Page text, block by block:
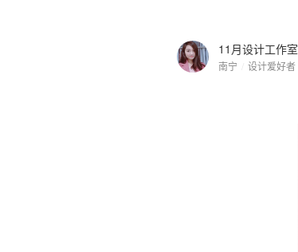
11月设计工作室
南宁 设计爱好者